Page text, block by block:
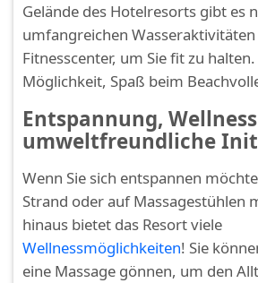
Gelände des Hotelresorts gibt es
umfangreichen Wasseraktivitäten
Fitnesscenter, um Sie fit zu
Möglichkeit, Spaß beim
Entspannung,
umweltfreundliche
Wenn Sie sich entspannen
Strand oder auf Massagestühlen
hinaus bietet das Resort viele
Wellnessmöglichkeiten! Sie
eine Massage gönnen, um den